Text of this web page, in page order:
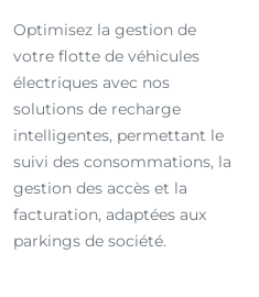
Optimisez la gestion de
votre flotte de véhicules
électriques avec nos
solutions de recharge
intelligentes, permettant le
suivi des consommations, la
gestion des accès et la
facturation, adaptées aux
parkings de société.